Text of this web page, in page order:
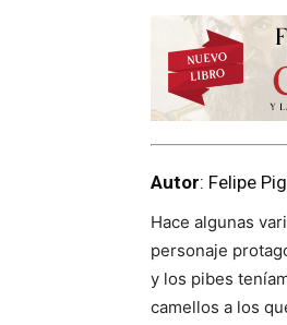
Autor: Felipe
Hace algunas
personaje
y los pibes
camellos a los